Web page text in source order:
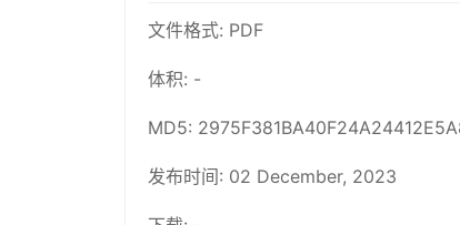
文件格式: PDF
体积: -
MD5:
发布时间: 02 December, 2023